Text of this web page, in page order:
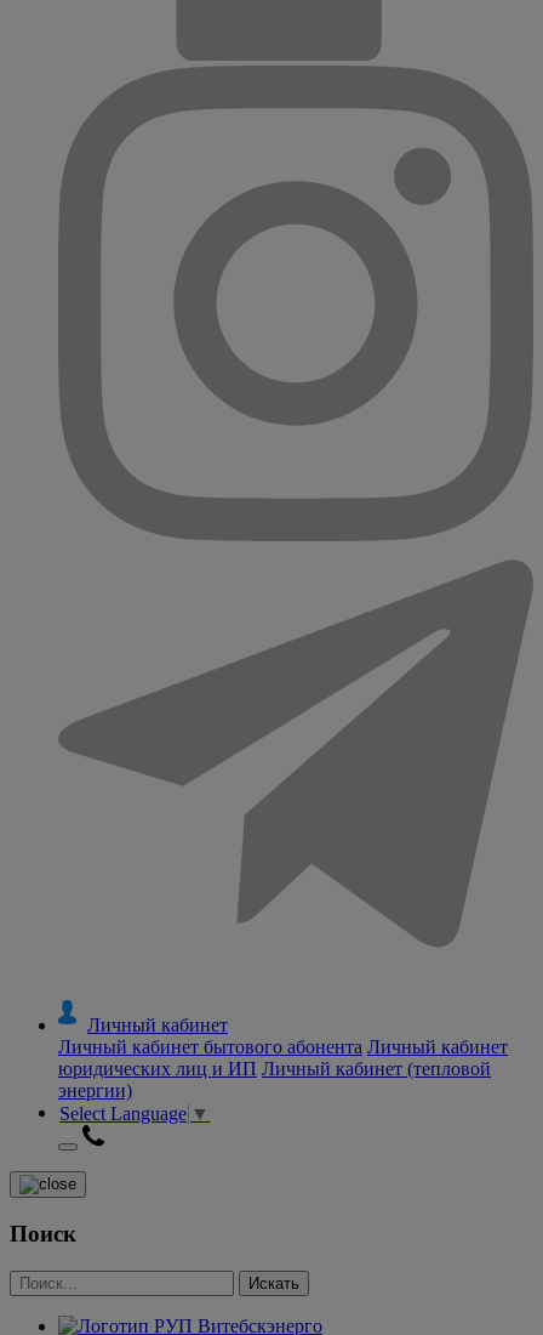
Личный кабинет
Личный кабинет бытового абонента Личный кабинет
юридических лиц и ИП Личный кабинет (тепловой
энергии)
Select Language ▼
Поиск